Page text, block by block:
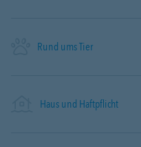
Rund ums Tier
Haus und Haftpflicht